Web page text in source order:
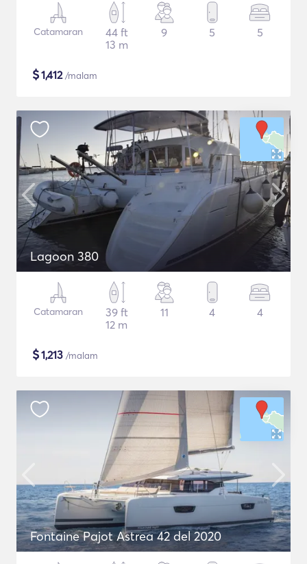
Catamaran
44 ft
13 m
9 5 5
$1,412/malam
Lagoon 380
Catamaran
39 ft
12 m
11 4 4
$1,213 /malam
Fontaine Pajot Astrea 42 del 2020